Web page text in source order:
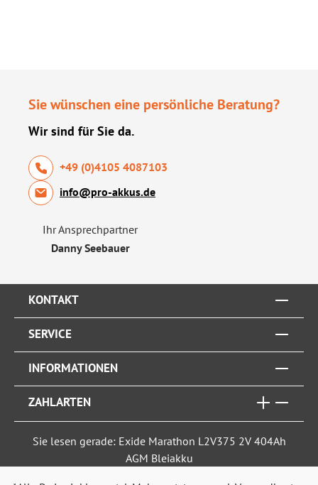
Sie wünschen eine persönliche Beratung?
Wir sind für Sie da.
+49 (0)4105 4087103
info@pro-akkus.de
Ihr Ansprechpartner
Danny Seebauer
KONTAKT
SERVICE
INFORMATIONEN
ZAHLARTEN
Sie lesen gerade: Exide Marathon L2V375 2V 404Ah
AGM Bleiakku